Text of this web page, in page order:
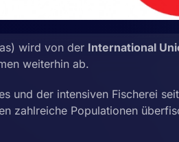
wird von der International
weiterhin ab.
und der intensiven Fischerei
zahlreiche Populationen